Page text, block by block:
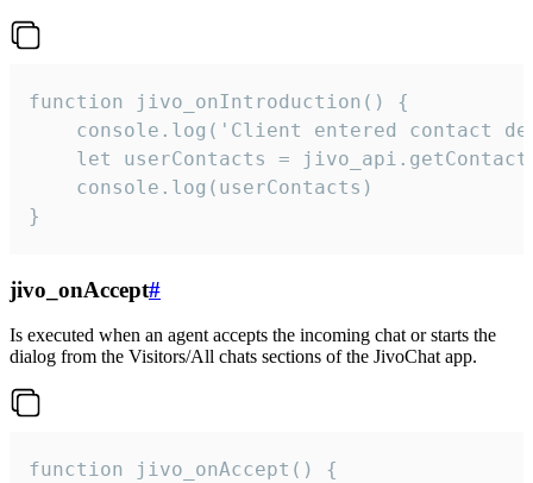
function jivo_onIntroduction() {
console.log('Client entered contact
let userContacts =
    console.log(userContacts)
}
jivo_onAccept#
Is executed when an agent accepts the incoming chat or starts the
dialog from the Visitors/All chats sections of the JivoChat app.
function jivo_onAccept() {